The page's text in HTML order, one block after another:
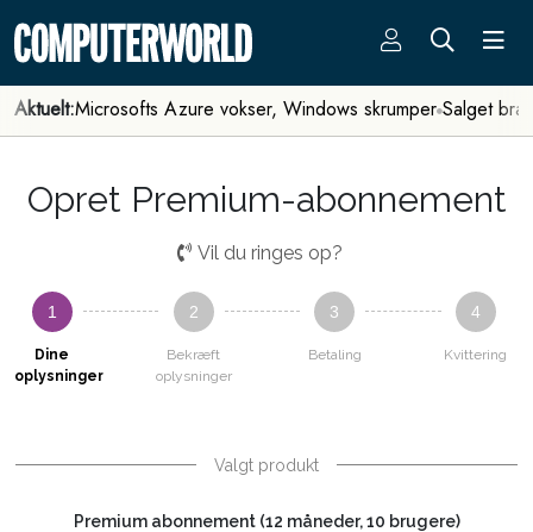
Aktuelt:Microsofts Azure vokser, Windows skrumper Salget
Opret Premium-abonnement
Vil du ringes op?
1
Dine
oplysninger
2
Bekræft
oplysninger
3
Betaling
4
Kvittering
Valgt produkt
Premium abonnement (12 måneder, 10 brugere)